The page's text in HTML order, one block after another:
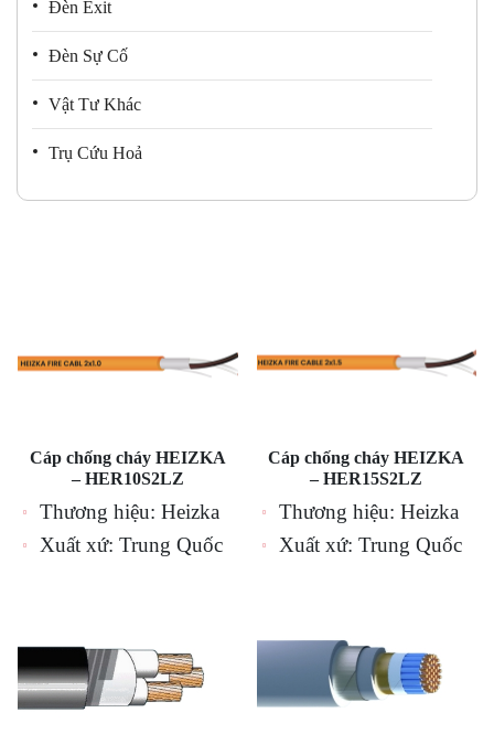
Đèn Exit
Đèn Sự Cố
Vật Tư Khác
Trụ Cứu Hoả
Cáp chống cháy HEIZKA
– HER10S2LZ
Thương hiệu: Heizka
Xuất xứ: Trung Quốc
Cáp chống cháy HEIZKA
– HER15S2LZ
Thương hiệu: Heizka
Xuất xứ: Trung Quốc